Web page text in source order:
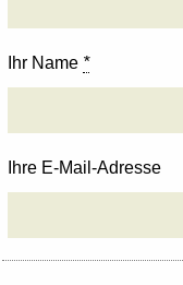
Ihr Name *
Ihre E-Mail-Adresse